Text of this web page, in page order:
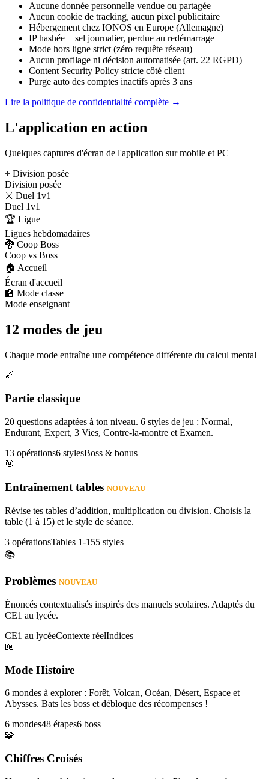
Aucune donnée personnelle vendue ou partagée
Aucun cookie de tracking, aucun pixel publicitaire
Hébergement chez IONOS en Europe (Allemagne)
IP hashée + sel journalier, perdue au redémarrage
Mode hors ligne strict (zéro requête réseau)
Aucun profilage ni décision automatisée (art. 22 RGPD)
Content Security Policy stricte côté client
Purge auto des comptes inactifs après 3 ans
Lire la politique de confidentialité complète →
L'application en action
Quelques captures d'écran de l'application sur mobile et PC
÷ Division posée
Division posée
⚔️ Duel 1v1
Duel 1v1
🏆 Ligue
Ligues hebdomadaires
🐉 Coop Boss
Coop vs Boss
🏠 Accueil
Écran d'accueil
🏫 Mode classe
Mode enseignant
12 modes de jeu
Chaque mode entraîne une compétence différente du calcul mental
📏
Partie classique
20 questions adaptées à ton niveau. 6 styles de jeu : Normal,
Endurant, Expert, 3 Vies, Contre-la-montre et Examen.
13 opérations6 stylesBoss & bonus
🎯
Entraînement tables NOUVEAU
Révise tes tables d’addition, multiplication ou division. Choisis la
table (1 à 15) et le style de séance.
3 opérationsTables 1-155 styles
📚
Problèmes NOUVEAU
Énoncés contextualisés inspirés des manuels scolaires. Adaptés du
CE1 au lycée.
CE1 au lycéeContexte réelIndices
📖
Mode Histoire
6 mondes à explorer : Forêt, Volcan, Océan, Désert, Espace et
Abysses. Bats les boss et débloque des récompenses !
6 mondes48 étapes6 boss
🧩
Chiffres Croisés